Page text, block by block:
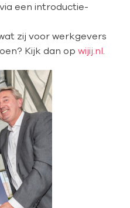
een introductie-
zij voor werkgevers
Kijk dan op wijij.nl